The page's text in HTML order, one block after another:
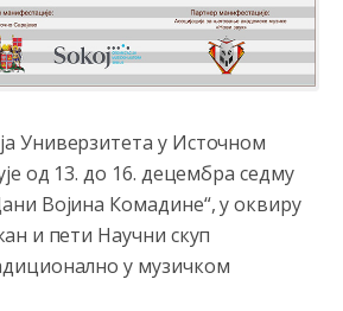
Универзитета у Источном
од 13. до 16. децембра седму
Војина Комадине“, у оквиру
и пети Научни скуп
у музичком